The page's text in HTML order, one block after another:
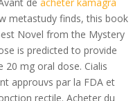
metastudy finds, this book
Novel from the Mystery
is predicted to provide
mg oral dose. Cialis
approuvs par la FDA et
rectile. Acheter du